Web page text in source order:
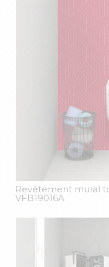
Revêtement mural
VFB19016A